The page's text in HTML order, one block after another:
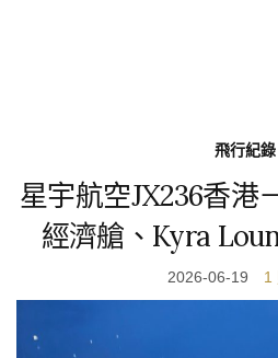
飛行紀錄
星宇航空JX236香港
經濟艙、Kyra
2026-06-19 1